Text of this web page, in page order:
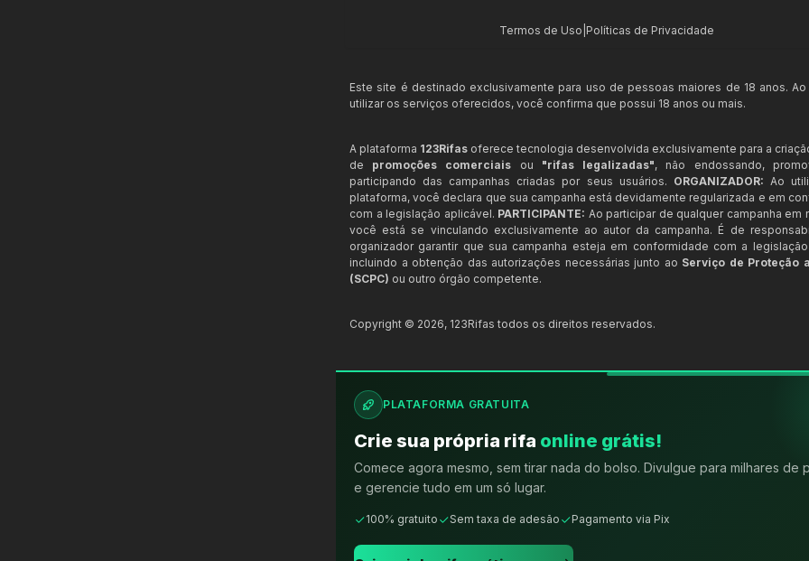
Termos de Uso Políticas de Privacidade
Este site é destinado exclusivamente para uso de pessoas maiores de 18 anos.
utilizar os serviços oferecidos, você confirma que possui 18 anos ou mais.
A plataforma 123Rifas oferece tecnologia desenvolvida exclusivamente para a
de promoções comerciais ou "rifas legalizadas", não endossando,
participando das campanhas criadas por seus usuários. ORGANIZADOR: Ao
plataforma, você declara que sua campanha está devidamente regularizada e em
com a legislação aplicável. PARTICIPANTE: Ao participar de qualquer campanha em
você está se vinculando exclusivamente ao autor da campanha. É de
organizador garantir que sua campanha esteja em conformidade com a
incluindo a obtenção das autorizações necessárias junto ao Serviço de Proteção
(SCPC) ou outro órgão competente.
Copyright © 2026, 123Rifas todos os direitos reservados.
PLATAFORMA GRATUITA
Crie sua própria rifa online grátis!
Comece agora mesmo, sem tirar nada do bolso. Divulgue para milhares de
e gerencie tudo em um só lugar.
100% gratuito Sem taxa de adesão Pagamento via Pix